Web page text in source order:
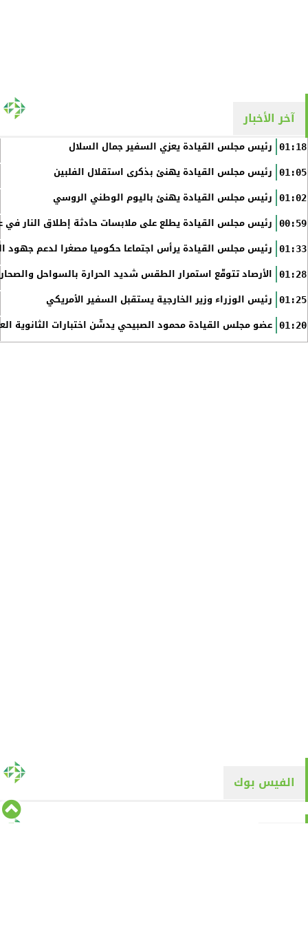
آخر الأخبار
01:18 رئيس مجلس القيادة يعزي السفير جمال السلال
01:05 رئيس مجلس القيادة يهنئ بذكرى استقلال الفلبين
01:02 رئيس مجلس القيادة يهنئ باليوم الوطني الروسي
00:59 رئيس مجلس القيادة يطلع على ملابسات حادثة إطلاق النار في
01:33 رئيس مجلس القيادة يرأس اجتماعا حكوميا مصغرا لدعم جهود
01:28 الأرصاد تتوقّع استمرار الطقس شديد الحرارة بالسواحل
01:25 رئيس الوزراء وزير الخارجية يستقبل السفير الأمريكي
01:20 عضو مجلس القيادة محمود الصبيحي يدشّن اختبارات الثانوية
الفيس بوك